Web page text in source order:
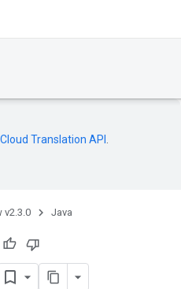
Cloud Translation API
v2.3.0 Java